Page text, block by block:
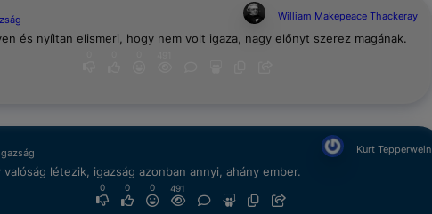
William Makepeace Thackeray
és nyíltan elismeri, hogy nem volt igaza, nagy előnyt szerez magának.
Kurt Tepperwein
valóság létezik, igazság azonban annyi, ahány ember.
0 0 0 491